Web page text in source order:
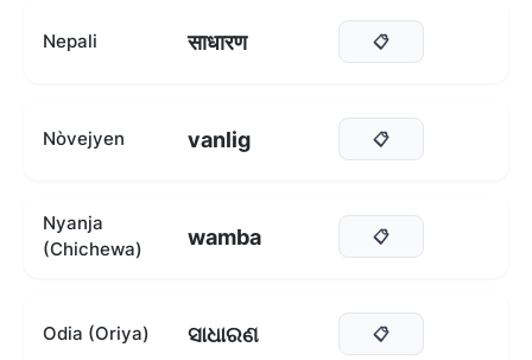
Nepali साधारण 📋
Nòvejyen vanlig 📋
Nyanja
(Chichewa)
wamba 📋
Odia (Oriya) ସାଧାରଣ 📋